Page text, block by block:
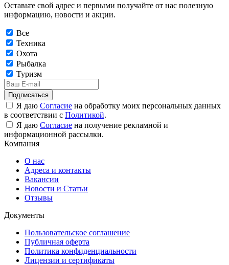
Оставьте свой адрес и первыми получайте от нас полезную
информацию, новости и акции.
Все
Техника
Охота
Рыбалка
Туризм
Подписаться
Я даю Согласие на обработку моих персональных данных
в соответствии с Политикой.
Я даю Согласие на получение рекламной и
информационной рассылки.
Компания
О нас
Адреса и контакты
Вакансии
Новости и Статьи
Отзывы
Документы
Пользовательское соглашение
Публичная оферта
Политика конфиденциальности
Лицензии и сертификаты